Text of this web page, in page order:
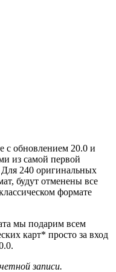
с обновлением 20.0 и
из самой первой
240 оригинальных
будут отменены все
формате
мы подарим всем
карт* просто за вход
записи.